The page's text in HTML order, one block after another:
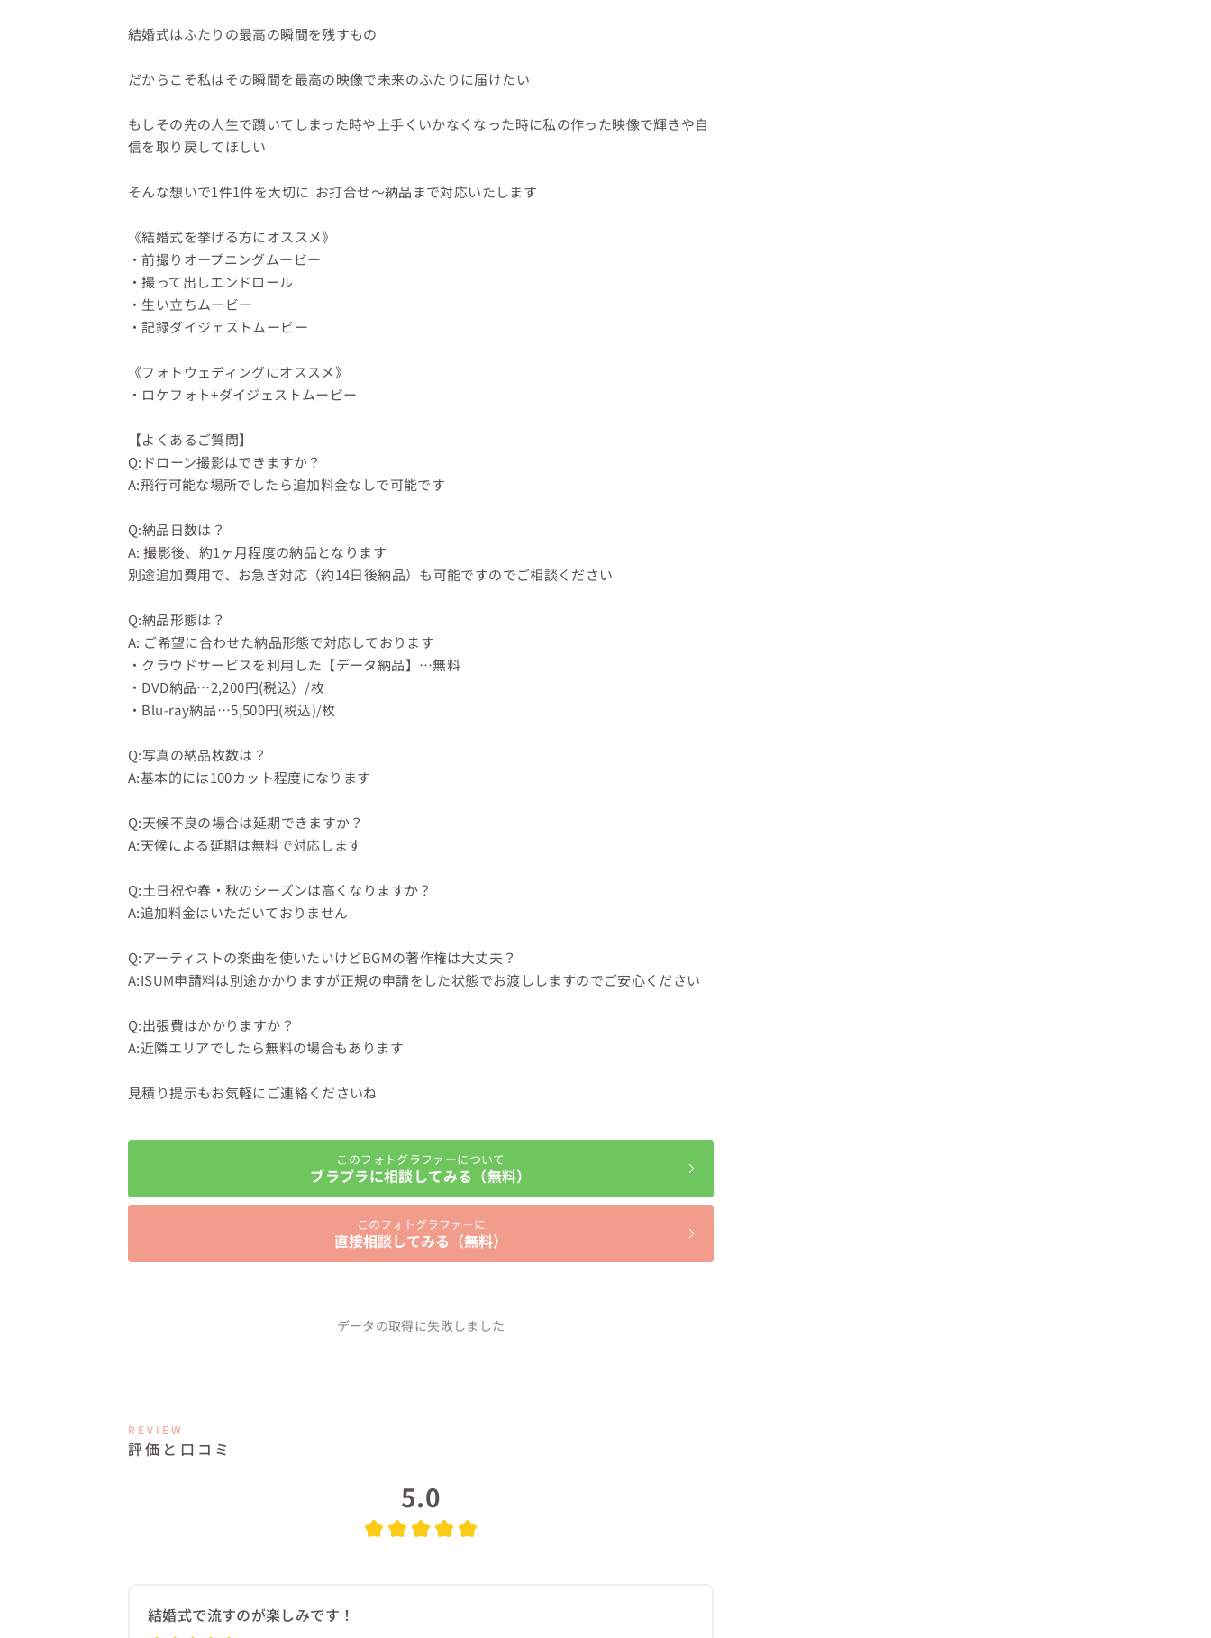
結婚式はふたりの最高の瞬間を残すもの
だからこそ私はその瞬間を最高の映像で未来のふたりに届けたい
もしその先の人生で躓いてしまった時や上手くいかなくなった時に私の作った映像で輝きや自
信を取り戻してほしい
そんな想いで1件1件を大切に  お打合せ～納品まで対応いたします
《結婚式を挙げる方にオススメ》
・前撮りオープニングムービー
・撮って出しエンドロール
・生い立ちムービー
・記録ダイジェストムービー
《フォトウェディングにオススメ》
・ロケフォト+ダイジェストムービー
【よくあるご質問】
Q:ドローン撮影はできますか？
A:飛行可能な場所でしたら追加料金なしで可能です
Q:納品日数は？
A: 撮影後、約1ヶ月程度の納品となります
別途追加費用で、お急ぎ対応（約14日後納品）も可能ですのでご相談ください
Q:納品形態は？
A: ご希望に合わせた納品形態で対応しております
・クラウドサービスを利用した【データ納品】…無料
・DVD納品…2,200円(税込）/枚
・Blu-ray納品…5,500円(税込)/枚
Q:写真の納品枚数は？
A:基本的には100カット程度になります
Q:天候不良の場合は延期できますか？
A:天候による延期は無料で対応します
Q:土日祝や春・秋のシーズンは高くなりますか？
A:追加料金はいただいておりません
Q:アーティストの楽曲を使いたいけどBGMの著作権は大丈夫？
A:ISUM申請料は別途かかりますが正規の申請をした状態でお渡ししますのでご安心ください
Q:出張費はかかりますか？
A:近隣エリアでしたら無料の場合もあります
見積り提示もお気軽にご連絡くださいね
このフォトグラファーについて
ブラプラに相談してみる（無料）
このフォトグラファーに
直接相談してみる（無料）
データの取得に失敗しました
REVIEW
評価と口コミ
5.0
結婚式で流すのが楽しみです！